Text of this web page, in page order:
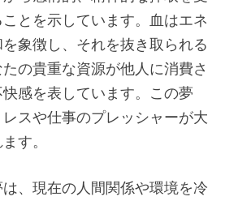
とを示しています。血はエネ
象徴し、それを抜き取られる
の貴重な資源が他人に消費さ
感を表しています。この夢
スや仕事のプレッシャーが大
す。
、現在の人間関係や環境を冷